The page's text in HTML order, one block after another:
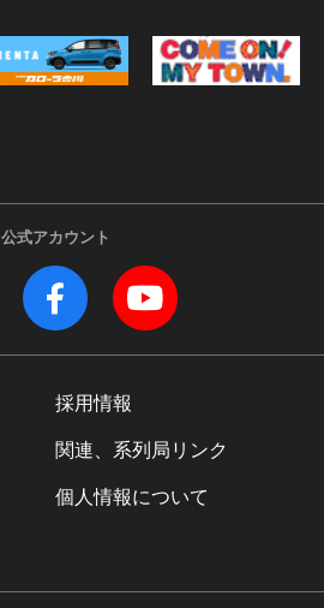
公式アカウント
採用情報
関連、系列局リンク
個人情報について